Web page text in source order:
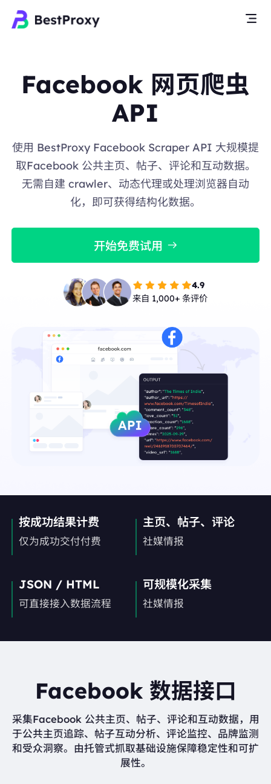
Facebook 网页爬虫
API
使用 BestProxy Facebook Scraper API 大规模提
取Facebook 公共主页、帖子、评论和互动数据。
无需自建 crawler、动态代理或处理浏览器自动
化，即可获得结构化数据。
开始免费试用
4.9
来自 1,000+ 条评价
按成功结果计费
仅为成功交付付费
主页、帖子、评论
社媒情报
JSON / HTML
可直接接入数据流程
可规模化采集
社媒情报
Facebook 数据接口
采集Facebook 公共主页、帖子、评论和互动数据，用
于公共主页追踪、帖子互动分析、评论监控、品牌监测
和受众洞察。由托管式抓取基础设施保障稳定性和可扩
展性。